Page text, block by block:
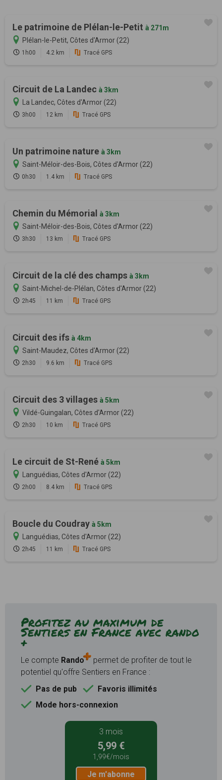
Le patrimoine de Plélan-le-Petit à 271m
Plélan-le-Petit, Côtes d'Armor (22)
1h00 4.2 km Tracé GPS
Circuit de La Landec à 3km
La Landec, Côtes d'Armor (22)
3h00 12 km Tracé GPS
Un patrimoine nature à 3km
Saint-Méloir-des-Bois, Côtes d'Armor (22)
0h30 1.4 km Tracé GPS
Chemin du Mémorial à 3km
Saint-Méloir-des-Bois, Côtes d'Armor (22)
3h30 13 km Tracé GPS
Circuit de la clé des champs à 3km
Saint-Michel-de-Plélan, Côtes d'Armor (22)
2h45 11 km Tracé GPS
Circuit des ifs à 4km
Saint-Maudez, Côtes d'Armor (22)
2h30 9.6 km Tracé GPS
Circuit des 3 villages à 5km
Vildé-Guingalan, Côtes d'Armor (22)
2h30 10 km Tracé GPS
Le circuit de St-René à 5km
Languédias, Côtes d'Armor (22)
2h00 8.4 km Tracé GPS
Boucle du Coudray à 5km
Languédias, Côtes d'Armor (22)
2h45 11 km Tracé GPS
Profitez au maximum de
Sentiers en France avec rando
+
Le compte Rando
permet de profiter de tout le
potentiel qu'offre Sentiers en France :
Pas de pub
Favoris illimités
Mode hors-connexion
3 mois
5,99 €
1,99€/mois
Je m'abonne